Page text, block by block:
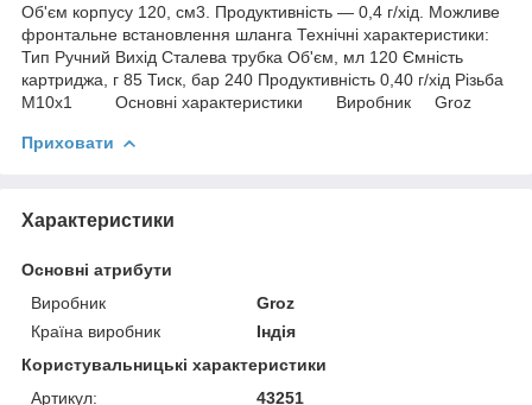
Об'єм корпусу 120, см3. Продуктивність — 0,4 г/хід. Можливе
фронтальне встановлення шланга Технічні характеристики:
Тип Ручний Вихід Сталева трубка Об'єм, мл 120 Ємність
картриджа, г 85 Тиск, бар 240 Продуктивність 0,40 г/хід Різьба
М10x1 Основні характеристики Виробник Groz
Приховати
Характеристики
Основні атрибути
Виробник
Groz
Країна виробник
Індія
Користувальницькі характеристики
Артикул:
43251